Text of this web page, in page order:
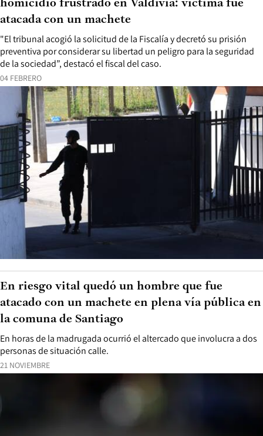
04 FEBRERO
"El tribunal acogió la solicitud de la Fiscalía y decretó su prisión
preventiva por considerar su libertad un peligro para la seguridad
de la sociedad”, destacó el fiscal del caso.
homicidio frustrado en Valdivia: víctima fue
atacada con un machete
21 NOVIEMBRE
En horas de la madrugada ocurrió el altercado que involucra a dos
personas de situación calle.
En riesgo vital quedó un hombre que fue
atacado con un machete en plena vía pública en
la comuna de Santiago